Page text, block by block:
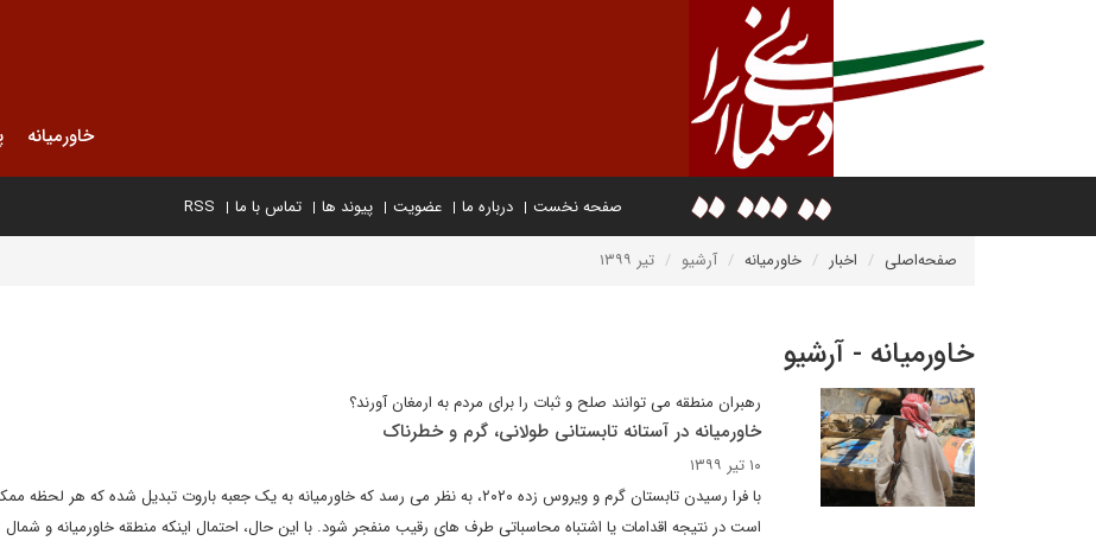
خاورمیانه
صفحه نخست درباره ما عضویت پیوند ها تماس با ما RSS
صفحه‌اصلی اخبار خاورمیانه آرشیو تیر ۱۳۹۹
خاورمیانه - آرشیو
رهبران منطقه می توانند صلح و ثبات را برای مردم به ارمغان آورند؟
خاورمیانه در آستانه تابستانی طولانی، گرم و خطرناک
۱۰ تیر ۱۳۹۹
با فرا رسیدن تابستان گرم و ویروس زده ۲۰۲۰، به نظر می رسد که خاورمیانه به یک جعبه باروت تبدیل شده که هر لحظه
است در نتیجه اقدامات یا اشتباه محاسباتی طرف های رقیب منفجر شود. با این حال، احتمال اینکه منطقه خاورمیانه و شمال